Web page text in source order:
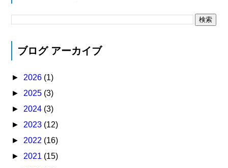
ブログ アーカイブ
► 2026 (1)
► 2025 (3)
► 2024 (3)
► 2023 (12)
► 2022 (16)
► 2021 (15)